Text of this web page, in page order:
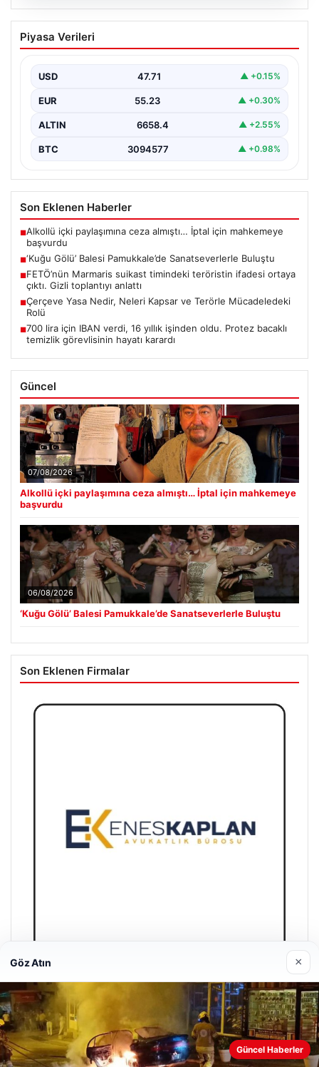
FETÖ’nün Marmaris suikast timindeki
teröristin ifadesi ortaya çıktı. Gizli
Piyasa Verileri
USD 47.71 ▲ +0.15%
EUR 55.23 ▲ +0.30%
ALTIN 6658.4 ▲ +2.55%
BTC 3094577 ▲ +0.98%
Son Eklenen Haberler
■Alkollü içki paylaşımına ceza almıştı… İptal için mahkemeye
başvurdu
■‘Kuğu Gölü’ Balesi Pamukkale’de Sanatseverlerle Buluştu
■FETÖ’nün Marmaris suikast timindeki teröristin ifadesi ortaya
çıktı. Gizli toplantıyı anlattı
■Çerçeve Yasa Nedir, Neleri Kapsar ve Terörle Mücadeledeki
Rolü
■700 lira için IBAN verdi, 16 yıllık işinden oldu. Protez bacaklı
temizlik görevlisinin hayatı karardı
Güncel
07/08/2026
Alkollü içki paylaşımına ceza almıştı… İptal için mahkemeye
başvurdu
06/08/2026
‘Kuğu Gölü’ Balesi Pamukkale’de Sanatseverlerle Buluştu
Son Eklenen Firmalar
Enes Kaplan Avukatlık Bürosu
28/04/2026
Web sitemizi nasıl kullandığınızı daha iyi anlayabilmek,
Göz Atın ×
Güncel Haberler